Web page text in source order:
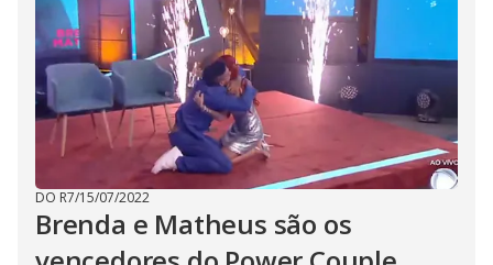
DO R7/15/07/2022
Brenda e Matheus são os